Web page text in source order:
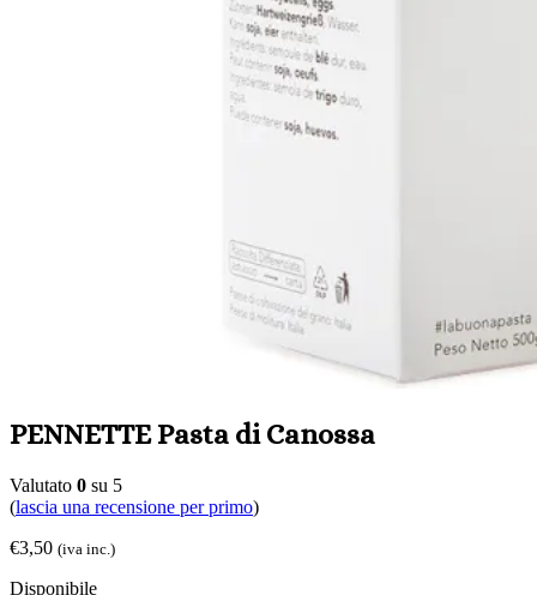
PENNETTE Pasta di Canossa
Valutato 0 su 5
(lascia una recensione per primo)
€3,50 (iva inc.)
Disponibile